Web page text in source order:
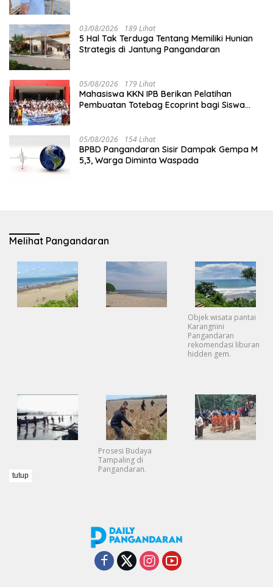
03/08/2026 189 Lihat
5 Hal Tak Terduga Tentang Memiliki Hunian
Strategis di Jantung Pangandaran
05/08/2026 179 Lihat
Mahasiswa KKN IPB Berikan Pelatihan
Pembuatan Totebag Ecoprint bagi Siswa
05/08/2026 154 Lihat
BPBD Pangandaran Sisir Dampak Gempa M
5,3, Warga Diminta Waspada
Melihat Pangandaran
Objek wisata pantai
Karangnini
Pangandaran
rekomendasi liburan
hidden gem.
Prosesi Budaya
Tampaling di
Pangandaran.
tutup